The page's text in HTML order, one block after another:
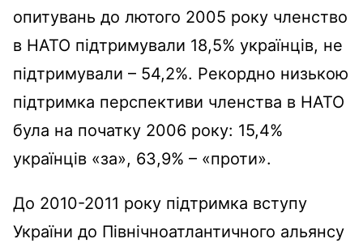
опитувань до лютого 2005 року членство
в НАТО підтримували 18,5% українців, не
підтримували – 54,2%. Рекордно низькою
підтримка перспективи членства в НАТО
була на початку 2006 року: 15,4%
українців «за», 63,9% – «проти».
До 2010-2011 року підтримка вступу
України до Північноатлантичного альянсу